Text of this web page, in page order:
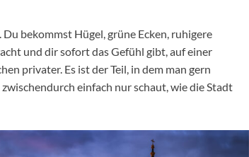
bekommst Hügel, grüne Ecken, ruhigere
und dir sofort das Gefühl gibt, auf einer
privater. Es ist der Teil, in dem man gern
einfach nur schaut, wie die Stadt